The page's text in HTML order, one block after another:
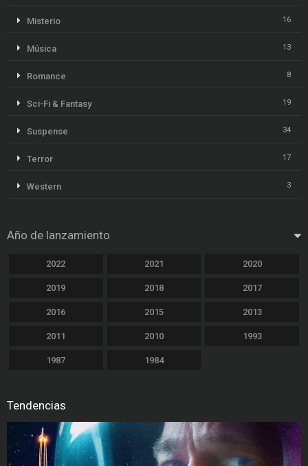
Misterio 16
Música 13
Romance 8
Sci-Fi & Fantasy 19
Suspense 34
Terror 17
Western 3
Año de lanzamiento
2022 2021 2020
2019 2018 2017
2016 2015 2013
2011 2010 1993
1987 1984
Tendencias